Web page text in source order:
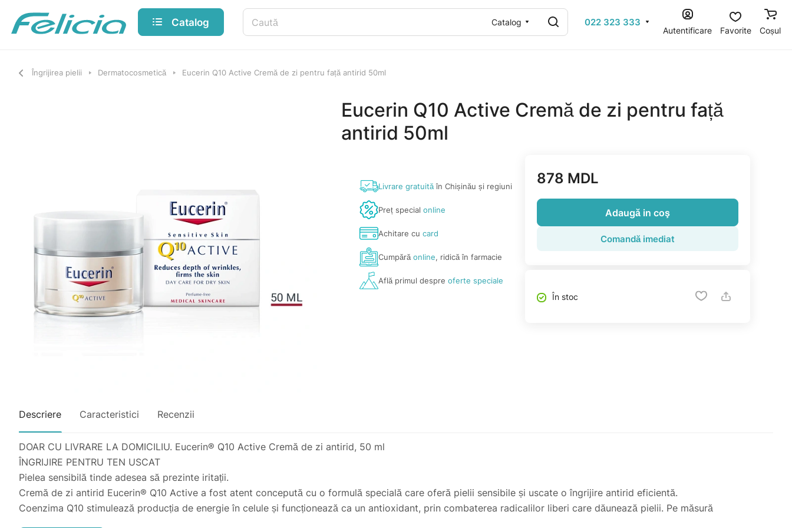
Catalog Catalog 022 323 333
Autentificare Favorite Coșul
Îngrijirea pielii Dermatocosmetică Eucerin Q10 Active Cremă de zi pentru față antirid 50ml
Eucerin Q10 Active Cremă de zi pentru față
antirid 50ml
Livrare gratuităîn Chișinău și regiuni
Preț specialonline
Achitare cucard
Cumpărăonline, ridică în farmacie
Află primul despreoferte speciale
878 MDL
Adaugă in coş
Comandă imediat
În stoc
Descriere Caracteristici Recenzii
DOAR CU LIVRARE LA DOMICILIU. Eucerin® Q10 Active Cremă de zi antirid, 50 ml
ÎNGRIJIRE PENTRU TEN USCAT
Pielea sensibilă tinde adesea să prezinte iritații.
Cremă de zi antirid Eucerin® Q10 Active a fost atent concepută cu o formulă specială care oferă pielii sensibile și uscate o îngrijire antirid eficientă.
Coenzima Q10 stimulează producția de energie în celule și funcționează ca un antioxidant, prin combaterea radicalilor liberi care dăunează pielii. Pe măsură